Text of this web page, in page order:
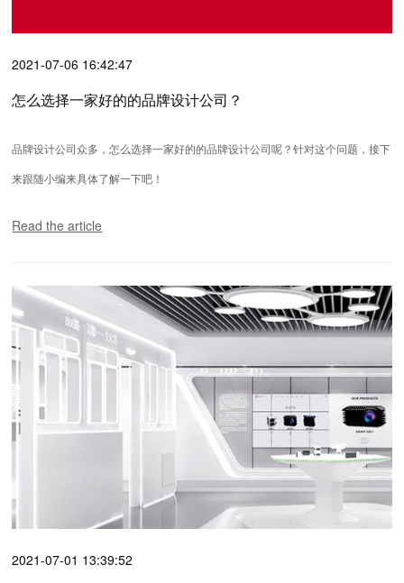
2021-07-06 16:42:47
怎么选择一家好的的品牌设计公司？
品牌设计公司众多，怎么选择一家好的的品牌设计公司呢？针对这个问题，接下
来跟随小编来具体了解一下吧！
Read the article
2021-07-01 13:39:52